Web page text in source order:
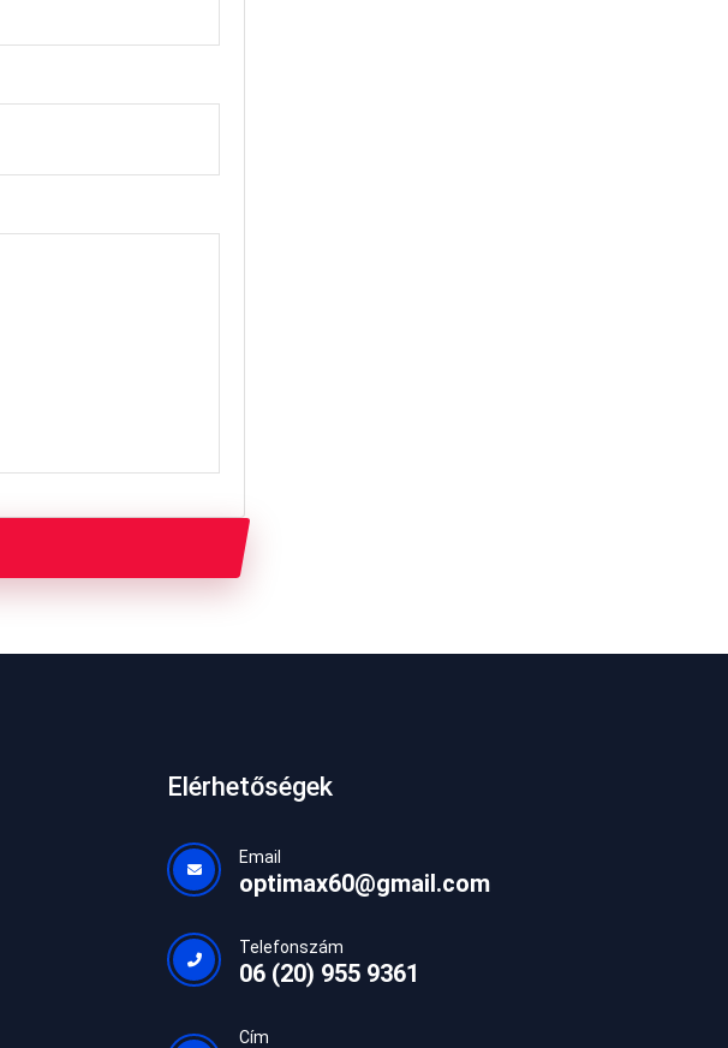
Elérhetőségek
Email
optimax60@gmail.com
Telefonszám
06 (20) 955 9361
Cím